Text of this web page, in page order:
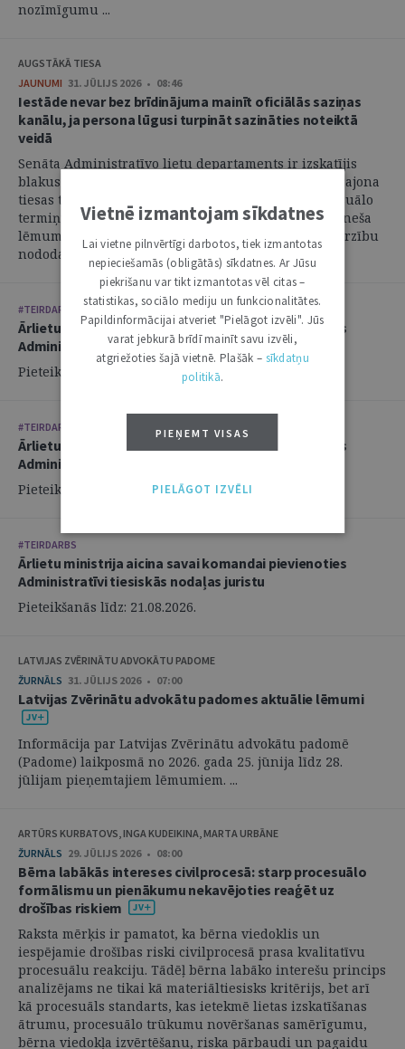
nozīmīgumu ...
AUGSTĀKĀ TIESA
JAUNUMI 31. JŪLIJS 2026 • 08:46
Iestāde nevar bez brīdinājuma mainīt oficiālās saziņas
kanālu, ja persona lūgusi turpināt sazināties noteiktā
veidā
Senāta Administratīvo lietu departaments ir izskatījis
blakus sūdzību, kas iesniegta par Administratīvās rajona
tiesas tiesneša atteikšanos atjaunot nokavēto procesuālo
termiņu un pieņemt pieteikumu, un atzinis, ka tiesneša
lēmums ir atceļams un jautājums par pieteikuma virzību
nododams jaunai izskatīšanai. ...
#TEIRDARBS
Ārlietu ministrija aicina savai komandai pievienoties
Administratīvi tiesiskās nodaļas vecāko juristu
Pieteikšanās līdz: 21.08.2026.
#TEIRDARBS
Ārlietu ministrija aicina savai komandai pievienoties
Administratīvi tiesiskās nodaļas juristu
Pieteikšanās līdz: 21.08.2026.
#TEIRDARBS
Ārlietu ministrija aicina savai komandai pievienoties
Administratīvi tiesiskās nodaļas juristu
Pieteikšanās līdz: 21.08.2026.
LATVIJAS ZVĒRINĀTU ADVOKĀTU PADOME
ŽURNĀLS 31. JŪLIJS 2026 • 07:00
Latvijas Zvērinātu advokātu padomes aktuālie lēmumi
Informācija par Latvijas Zvērinātu advokātu padomē
(Padome) laikposmā no 2026. gada 25. jūnija līdz 28.
jūlijam pieņemtajiem lēmumiem. ...
ARTŪRS KURBATOVS, INGA KUDEIKINA, MARTA URBĀNE
ŽURNĀLS 29. JŪLIJS 2026 • 08:00
Bērna labākās intereses civilprocesā: starp procesuālo
formālismu un pienākumu nekavējoties reaģēt uz
drošības riskiem
Raksta mērķis ir pamatot, ka bērna viedoklis un
iespējamie drošības riski civilprocesā prasa kvalitatīvu
procesuālu reakciju. Tādēļ bērna labāko interešu princips
analizējams ne tikai kā materiāltiesisks kritērijs, bet arī
kā procesuāls standarts, kas ietekmē lietas izskatīšanas
ātrumu, procesuālo trūkumu novēršanas samērīgumu,
bērna viedokļa izvērtēšanu, riska pārbaudi un pagaidu
Vietnē izmantojam sīkdatnes
Lai vietne pilnvērtīgi darbotos, tiek izmantotas
nepieciešamās (obligātās) sīkdatnes. Ar Jūsu
piekrišanu var tikt izmantotas vēl citas –
statistikas, sociālo mediju un funkcionalitātes.
Papildinformācijai atveriet "Pielāgot izvēli". Jūs
varat jebkurā brīdī mainīt savu izvēli,
atgriežoties šajā vietnē. Plašāk – sīkdatņu
politikā.
PIEŅEMT VISAS
PIELĀGOT IZVĒLI